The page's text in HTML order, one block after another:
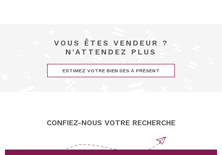
VOUS ÊTES VENDEUR ?
N'ATTENDEZ PLUS
ESTIMEZ VOTRE BIEN DÈS À PRÉSENT
CONFIEZ-NOUS VOTRE RECHERCHE